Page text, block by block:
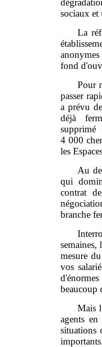
sociaux
La
fond
Pour
passer
a prévu
déjà
supprimé
4 000
les
Au
qui
contrat
branche
mesure
vos
beaucoup
Mais
agents
situations